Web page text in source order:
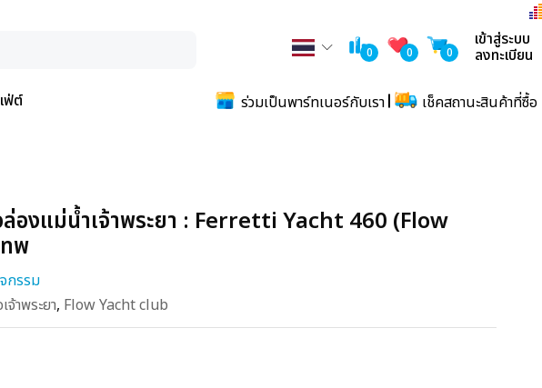
0 0 0
เข้าสู่ระบบ
ลงทะเบียน
ฟ่ต์ ร่วมเป็นพาร์ทเนอร์กับเรา เช็คสถานะสินค้าที่ซื้อ
ล่องแม่น้ำเจ้าพระยา : Ferretti Yacht 460 (Flow
พ
กรรม
จ้าพระยา, Flow Yacht club